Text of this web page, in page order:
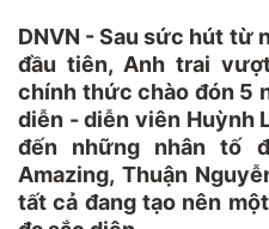
DNVN - Sau sức hút từ
đầu tiên, Anh trai
chính thức chào đón 5
diễn - diễn viên Huỳnh
đến những nhân tố
Amazing, Thuận
tất cả đang tạo nên